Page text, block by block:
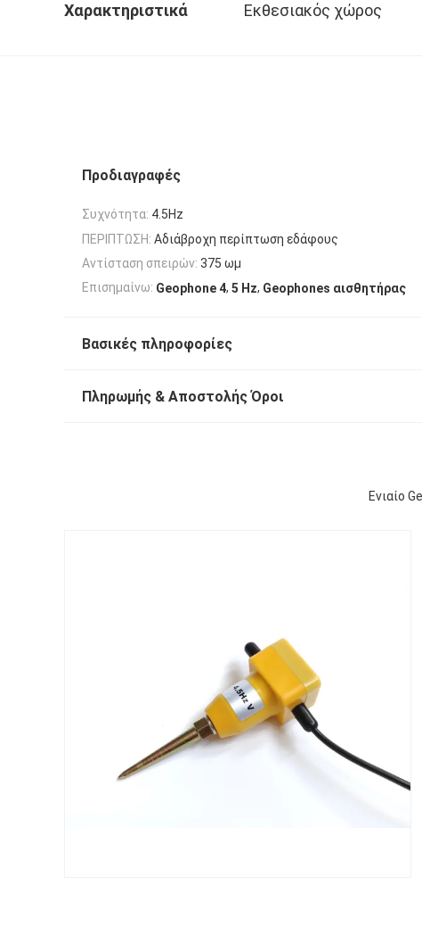
Χαρακτηριστικά Εκθεσιακός χώρος
Προδιαγραφές
Συχνότητα: 4.5Hz
ΠΕΡΙΠΤΩΣΗ: Αδιάβροχη περίπτωση εδάφους
Αντίσταση σπειρών: 375 ωμ
Επισημαίνω: Geophone 4, 5 Hz, Geophones αισθητήρας
Βασικές πληροφορίες
Πληρωμής & Αποστολής Όροι
Ενιαίο